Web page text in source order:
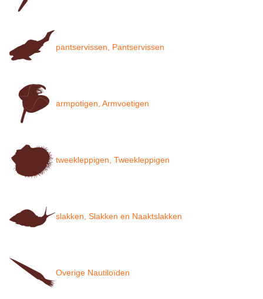
pantservissen, Pantservissen
armpotigen, Armvoetigen
tweekleppigen, Tweekleppigen
slakken, Slakken en Naaktslakken
Overige Nautiloïden